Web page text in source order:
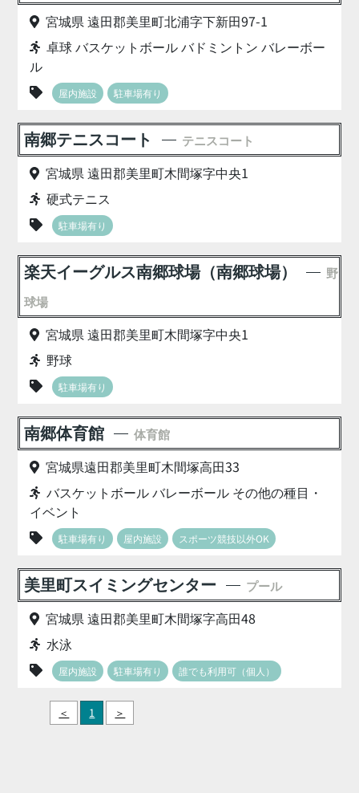
宮城県 遠田郡美里町北浦字下新田97-1
卓球 バスケットボール バドミントン バレーボー
ル
屋内施設 駐車場有り
南郷テニスコート テニスコート
宮城県 遠田郡美里町木間塚字中央1
硬式テニス
駐車場有り
楽天イーグルス南郷球場（南郷球場）
野
球場
宮城県 遠田郡美里町木間塚字中央1
野球
駐車場有り
南郷体育館 体育館
宮城県遠田郡美里町木間塚高田33
バスケットボール バレーボール その他の種目・
イベント
駐車場有り 屋内施設 スポーツ競技以外OK
美里町スイミングセンター プール
宮城県 遠田郡美里町木間塚字高田48
水泳
屋内施設 駐車場有り 誰でも利用可（個人）
＜ 1 ＞